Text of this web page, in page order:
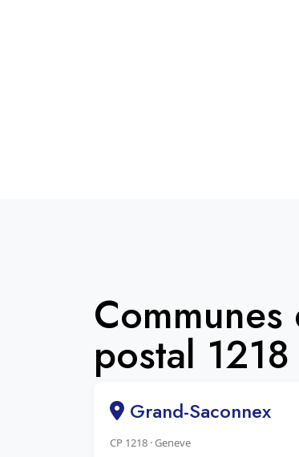
postal 1218
Grand-Saconnex
CP 1218 · Geneve